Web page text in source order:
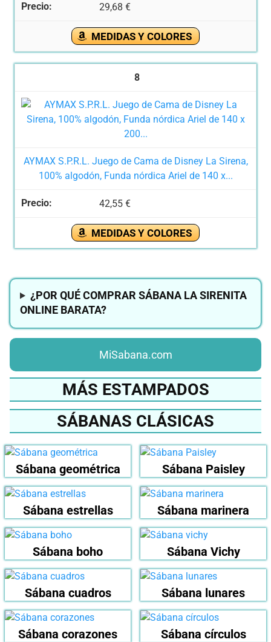
29,68 €
MEDIDAS Y COLORES
8
AYMAX S.P.R.L. Juego de Cama de Disney La Sirena,
100% algodón, Funda nórdica Ariel de 140 x...
42,55 €
MEDIDAS Y COLORES
¿POR QUÉ COMPRAR SÁBANA LA SIRENITA
ONLINE BARATA?
MiSabana.com
MÁS ESTAMPADOS
SÁBANAS CLÁSICAS
Sábana geométrica Sábana Paisley
Sábana estrellas Sábana marinera
Sábana boho Sábana Vichy
Sábana cuadros Sábana lunares
Sábana corazones Sábana círculos